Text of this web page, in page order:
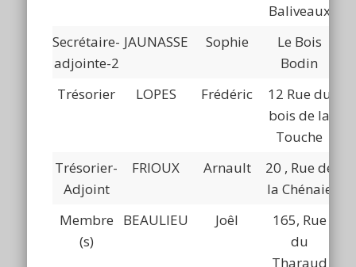
Baliveaux
Secrétaire-
adjointe-2
JAUNASSE Sophie
Le Bois
Bodin
Trésorier LOPES Frédéric
12 Rue du
bois de la
Touche
Trésorier-
Adjoint
FRIOUX Arnault
20 , Rue de
la Chénaie
Membre
(s)
BEAULIEU Joêl
165, Rue
du
Tharaud